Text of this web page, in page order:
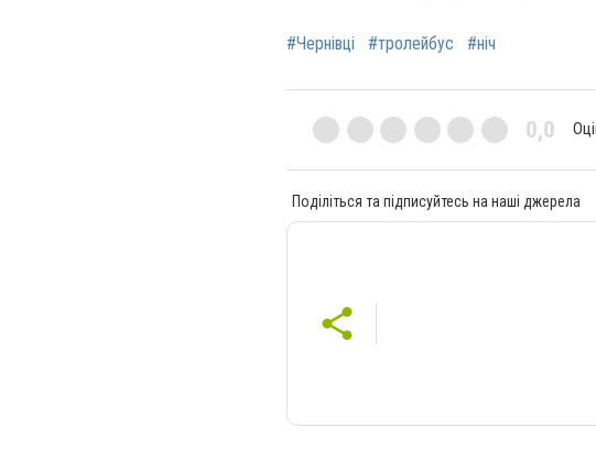
#Чернівці #тролейбус #ніч
0,0
Поділіться та підписуйтесь на наші джерела